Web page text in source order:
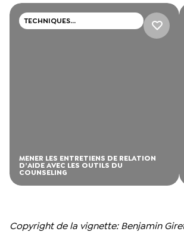
TECHNIQUES
PROFESSIONNELLES
MENER LES ENTRETIENS DE RELATION
D’AIDE AVEC LES OUTILS DU
COUNSELING
Copyright de la vignette: Benjamin